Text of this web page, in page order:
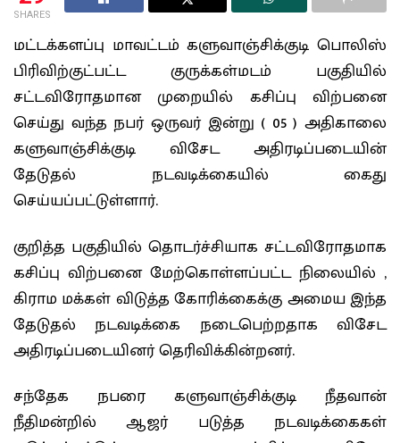
SHARES
மட்டக்களப்பு மாவட்டம் களுவாஞ்சிக்குடி பொலிஸ்
பிரிவிற்குட்பட்ட குருக்கள்மடம் பகுதியில்
சட்டவிரோதமான முறையில் கசிப்பு விற்பனை
செய்து வந்த நபர் ஒருவர் இன்று ( 05 ) அதிகாலை
களுவாஞ்சிக்குடி விசேட அதிரடிப்படையின்
தேடுதல் நடவடிக்கையில் கைது
செய்யப்பட்டுள்ளார்.
குறித்த பகுதியில் தொடர்ச்சியாக சட்டவிரோதமாக
கசிப்பு விற்பனை மேற்கொள்ளப்பட்ட நிலையில் ,
கிராம மக்கள் விடுத்த கோரிக்கைக்கு அமைய இந்த
தேடுதல் நடவடிக்கை நடைபெற்றதாக விசேட
அதிரடிப்படையினர் தெரிவிக்கின்றனர்.
சந்தேக நபரை களுவாஞ்சிக்குடி நீதவான்
நீதிமன்றில் ஆஜர் படுத்த நடவடிக்கைகள்